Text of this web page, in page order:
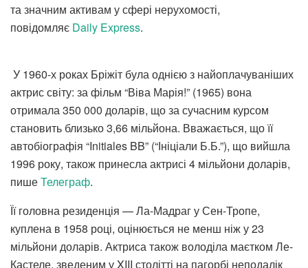
та значним активам у сфері нерухомості,
повідомляє Daily Express.
У 1960-х роках Бріжіт була однією з найоплачуваніших
актрис світу: за фільм “Віва Марія!” (1965) вона
отримала 350 000 доларів, що за сучасним курсом
становить близько 3,66 мільйона. Вважається, що її
автобіографія “Initiales BB” (“Ініціали Б.Б.”), що вийшла
1996 року, також принесла актрисі 4 мільйони доларів,
пишеТелеграф.
Її головна резиденція — Ла-Мадраг у Сен-Тропе,
куплена в 1958 році, оцінюється не менш ніж у 23
мільйони доларів. Актриса також володіла маєтком Ле-
Кастеле, зведеним у XIII столітті на пагорбі неподалік